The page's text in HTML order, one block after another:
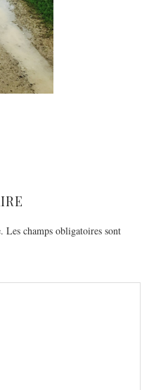
Les champs obligatoires sont